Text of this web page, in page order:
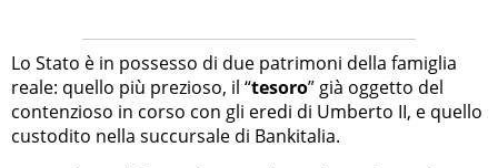
Lo Stato è in possesso di due patrimoni della famiglia
reale: quello più prezioso, il “tesoro” già oggetto del
contenzioso in corso con gli eredi di Umberto II, e quello
custodito nella succursale di Bankitalia.